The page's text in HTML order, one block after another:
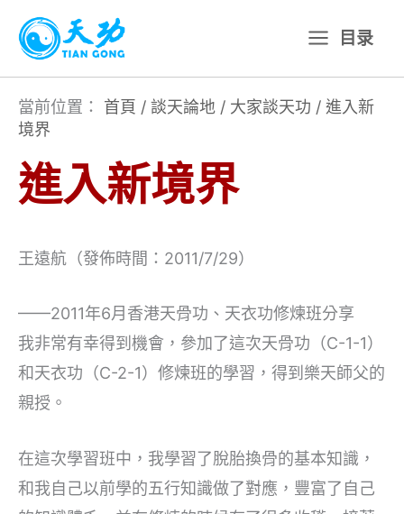
主
目录
當前位置： 首頁 / 談天論地 / 大家談天功 / 進入新
境界
進入新境界
王遠航（發佈時間：2011/7/29）
——2011年6月香港天骨功、天衣功修煉班分享
我非常有幸得到機會，參加了這次天骨功（C-1-1）
和天衣功（C-2-1）修煉班的學習，得到樂天師父的
親授。
在這次學習班中，我學習了脫胎換骨的基本知識，
和我自己以前學的五行知識做了對應，豐富了自己